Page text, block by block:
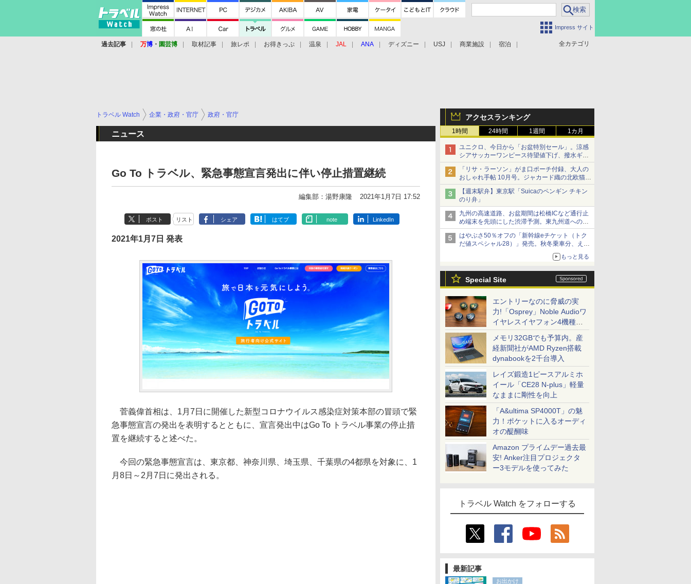
Impress サイト
全カテゴリ
過去記事 万博 ・ 園芸博 取材記事 旅レポ お得きっぷ 温泉 JAL ANA ディズニー USJ 商業施設 宿泊
アクセスランキング
1時間 24時間 1週間 1カ月
ユニクロ、今日から「お盆特別セール」。涼感
シアサッカーワンピース待望値下げ、撥水ギア
ショーツは1990円に
「リサ・ラーソン」がま口ポーチ付録、大人の
おしゃれ手帖 10月号。ジャカード織の北欧猫デ
ザイン
【週末駅弁】東京駅「Suicaのペンギン チキン
のり弁」
九州の高速道路、お盆期間は松橋ICなど通行止
め端末を先頭にした渋滞予測。東九州道への迂
回は料金調整を実施
はやぶさ50％オフの「新幹線eチケット（トク
だ値スペシャル28）」発売。秋冬乗車分、えき
もっと見る
Special Site
エントリーなのに脅威の実
力!「Osprey」Noble Audioワ
イヤレスイヤフォン4機種を
一気に聴く
メモリ32GBでも予算内。産
経新聞社がAMD Ryzen搭載
dynabookを2千台導入
レイズ鍛造1ピースアルミホ
イール「CE28 N-plus」軽量
なままに剛性を向上
「A&ultima SP4000T」の魅
力！ポケットに入るオーディ
オの醍醐味
Amazon プライムデー過去最
安! Anker注目プロジェクタ
ー3モデルを使ってみた
トラベル Watch をフォローする
最新記事
お出かけ
トラベル Watch 企業・政府・官庁 政府・官庁
ニュース
Go To トラベル、緊急事態宣言発出に伴い停止措置継続
編集部：湯野康隆 2021年1月7日 17:52
ポスト リスト シェア はてブ note LinkedIn
2021年1月7日 発表
菅義偉首相は、1月7日に開催した新型コロナウイルス感染症対策本部の冒頭で緊
急事態宣言の発出を表明するとともに、宣言発出中はGo To トラベル事業の停止措
置を継続すると述べた。
今回の緊急事態宣言は、東京都、神奈川県、埼玉県、千葉県の4都県を対象に、1
月8日～2月7日に発出される。